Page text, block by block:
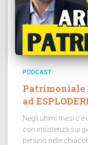
PODCAST
Patrimoniale
ad
Negli ultimi mesi
con insistenza sui
persino nelle